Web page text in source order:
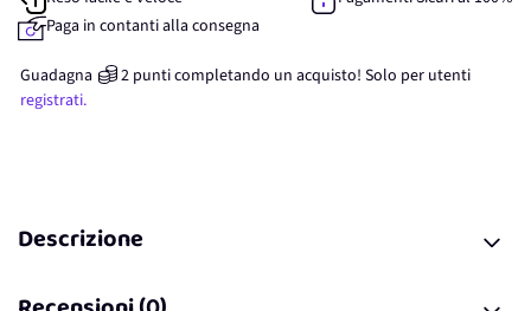
Paga in contanti alla consegna
Guadagna 2 punticompletando un acquisto! Solo per utenti
registrati.
Descrizione